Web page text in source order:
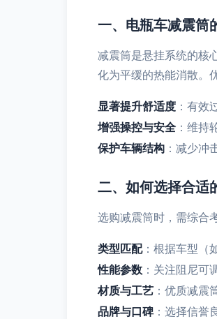
一、电瓶车减震筒
减震筒是悬挂系统的核
化为平缓的热能消散。
显著提升舒适度 ：有效
增强操控与安全 ：维持
保护车辆结构 ：减少冲
二、如何选择合适
选购减震筒时，需综合
类型匹配：根据车型（
性能参数 ：关注阻尼可
材质与工艺 ：优质减震
品牌与口碑：选择信誉